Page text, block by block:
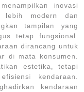
inovasi
lebih modern dan
tampilan yang
tetap fungsional.
dirancang untuk
di mata konsumen.
estetika, tetapi
kendaraan.
kendaraan